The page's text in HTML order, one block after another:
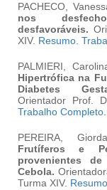
PACHECO,
nos
desfavoráveis.
XIV. Resumo.
PALMIERI,
Hipertrófica na
Diabetes
Orientador Prof.
Trabalho Completo.
PEREIRA,
Frutíferos e
provenientes
Cebola.
Turma XIV. Resumo